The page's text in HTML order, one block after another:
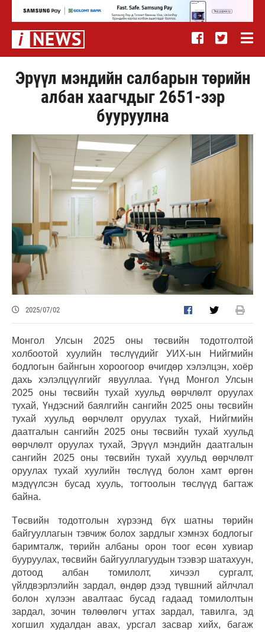
Эрүүл мэндийн салбарын төрийн
албан хаагчдыг 2651-ээр
бууруулна
2025/07/02
Монгол Улсын 2025 оны төсвийн тодотголтой
холбоотой хуулийн төслүүдийг УИХ-ын Нийгмийн
бодлогын байнгын хороогоор өчигдөр хэлэлцэн, хоёр
дахь хэлэлцүүлгийг явууллаа. Үүнд Монгол Улсын
2025 оны төсвийн тухай хуульд өөрчлөлт оруулах
тухай, Үндэсний баялгийн сангийн 2025 оны төсвийн
тухай хуульд өөрчлөлт оруулах тухай, Нийгмийн
даатгалын сангийн 2025 оны төсвийн тухай хуульд
өөрчлөлт оруулах тухай, Эрүүл мэндийн даатгалын
сангийн 2025 оны төсвийн тухай хуульд өөрчлөлт
оруулах тухай хуулийн төслүүд болон хамт өргөн
мэдүүлсэн бусад хууль, тогтоолын төслүүд багтаж
байна.
Төсвийн тодотголын хүрээнд бүх шатны төрийн
байгууллагын тэвчиж болох зардлыг хэмнэх бодлогыг
баримталж, төрийн албаны орон тоог есөн хувиар
бууруулах, төсвийн байгууллагуудын тээвэр шатахуун,
дотоод албан томилолт, хичээл сургалт,
үйлдвэрлэлийн зардал, өндөр дээд түвшний айлчлал
болон хүлээн авалтаас бусад гадаад томилолтын
зардал, зочин төлөөлөгч угтах зардал, тавилга, эд
хогшил худалдан авах, урсгал засвар хийх, багаж